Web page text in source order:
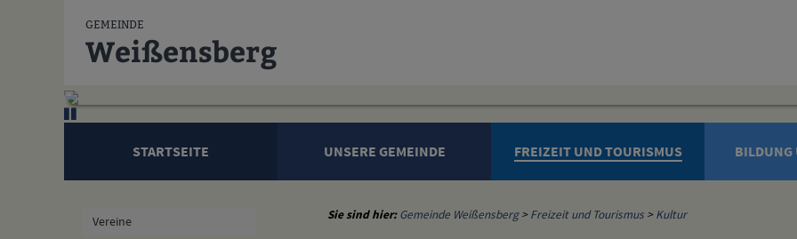
GEMEINDE
Weißensberg
STARTSEITE UNSERE GEMEINDE FREIZEIT UND TOURISMUS BILDUNG
Vereine Sie sind hier: Gemeinde Weißensberg>Freizeit und Tourismus >Kultur